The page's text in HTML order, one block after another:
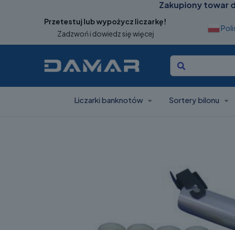
Zakupiony towar
Przetestuj lub wypożycz liczarkę!
Zadzwoń i dowiedz się więcej
Liczarki banknotów Sortery bilonu